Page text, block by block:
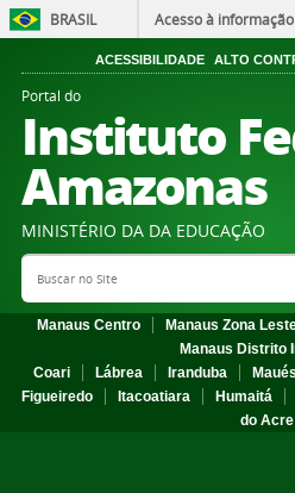
BRASIL Acesso à informação
ACESSIBILIDADE ALTO
Portal do
Instituto
Amazonas
MINISTÉRIO DA DA EDUCAÇÃO
Search Site
Manaus Centro Manaus Zona
Manaus Distrito
Coari
Lábrea Iranduba Maués
Figueiredo
Itacoatiara Humaitá
do Acre